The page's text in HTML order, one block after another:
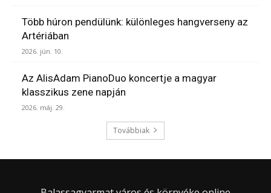
Több húron pendülünk: különleges hangverseny az
Artériában
2026. jún. 10.
Az AlisAdam PianoDuo koncertje a magyar
klasszikus zene napján
2026. máj. 29.
Továbbiak